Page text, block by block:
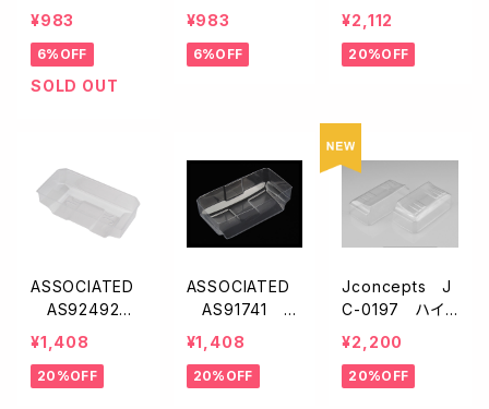
ー パープル XB
¥983
6%OFF
SOLD OUT
ー ネオンオレン
¥983
6%OFF
プレカットウイン
グ【7インチ/1枚
入】
¥2,112
20%OFF
ASSOCIATED
AS92492 F
T ライトウェイト
リヤウイング・7
インチ【B7】
¥1,408
20%OFF
ASSOCIATED
AS91741 ウ
イング【B6/B6
4/B74系用】
¥1,408
20%OFF
Jconcepts J
C-0197 ハイ
クリアランス リ
ヤウイング【Car
pet/Astro/2枚
¥2,200
20%OFF